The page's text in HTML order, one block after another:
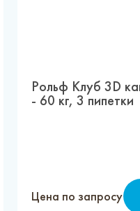
Рольф Клуб 3D
- 60 кг, 3 пипетки
Цена по запросу